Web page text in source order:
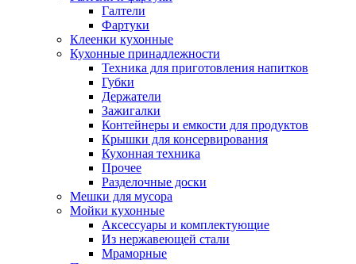
Галтели
Фартуки
Клеенки кухонные
Кухонные принадлежности
Техника для приготовления напитков
Губки
Держатели
Зажигалки
Контейнеры и емкости для продуктов
Крышки для консервирования
Кухонная техника
Прочее
Разделочные доски
Мешки для мусора
Мойки кухонные
Аксессуары и комплектующие
Из нержавеющей стали
Мраморные